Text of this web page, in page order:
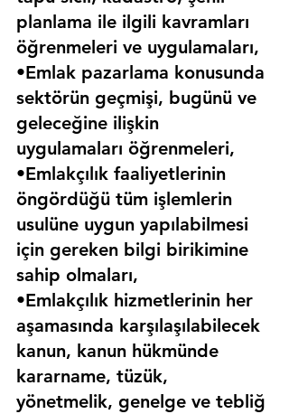
planlama ile ilgili kavramları
öğrenmeleri ve uygulamaları,
•Emlak pazarlama konusunda
sektörün geçmişi, bugünü ve
geleceğine ilişkin
uygulamaları öğrenmeleri,
•Emlakçılık faaliyetlerinin
öngördüğü tüm işlemlerin
usulüne uygun yapılabilmesi
için gereken bilgi birikimine
sahip olmaları,
•Emlakçılık hizmetlerinin her
aşamasında karşılaşılabilecek
kanun, kanun hükmünde
kararname, tüzük,
yönetmelik, genelge ve tebliğ